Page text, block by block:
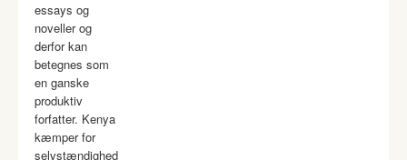
essays og
noveller og
derfor kan
betegnes som
en ganske
produktiv
forfatter. Kenya
kæmper for
selvstændighed